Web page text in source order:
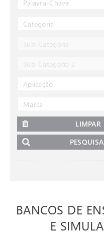
Categoria
Aplicação
Marca
LIMPAR
BANCOS DE
E